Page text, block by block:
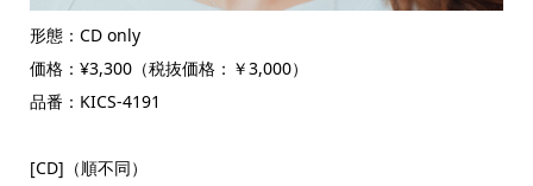
形態：CD only
価格：¥3,300（税抜価格：￥3,000）
品番：KICS-4191
[CD]（順不同）